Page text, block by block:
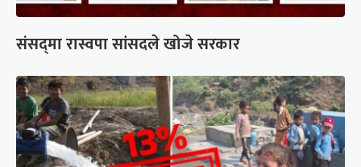
संसद्‍मा रास्वपा सांसदले खोजे सरकार